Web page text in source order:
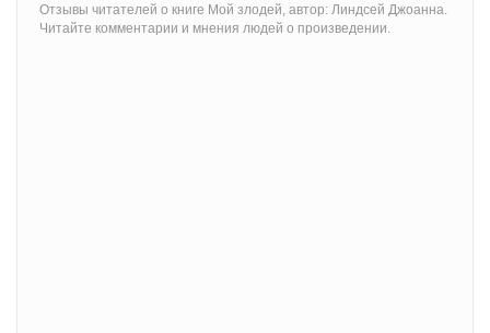
Отзывы читателей о книге Мой злодей, автор: Линдсей Джоанна.
Читайте комментарии и мнения людей о произведении.